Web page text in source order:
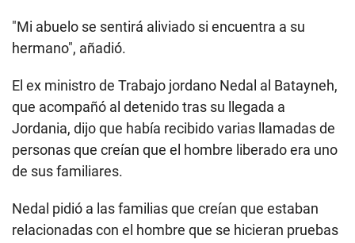
"Mi abuelo se sentirá aliviado si encuentra a su
hermano", añadió.
El ex ministro de Trabajo jordano Nedal al Batayneh,
que acompañó al detenido tras su llegada a
Jordania, dijo que había recibido varias llamadas de
personas que creían que el hombre liberado era uno
de sus familiares.
Nedal pidió a las familias que creían que estaban
relacionadas con el hombre que se hicieran pruebas